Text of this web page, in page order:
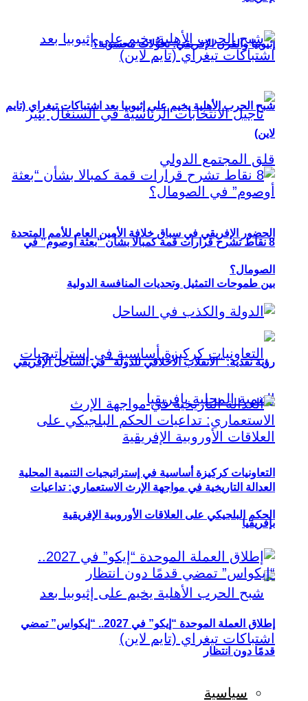
إثيوبيا والقرن الإفريقي: تحوُّلات محسوبة؟
الحضور الإفريقي في سباق خلافة الأمين العام للأمم المتحدة
بين طموحات التمثيل وتحديات المنافسة الدولية
التعاونيات كركيزة أساسية في إستراتيجيات التنمية المحلية
بإفريقيا
شبح الحرب الأهلية يخيم على إثيوبيا بعد اشتباكات تيغراي (تايم
لاين)
8 نقاط تشرح قرارات قمة كمبالا بشأن “بعثة أوصوم” في
الصومال؟
رؤية نقدية: “الانقلاب الأخلاقي للدولة” في الساحل الإفريقي
العدالة التاريخية في مواجهة الإرث الاستعماري: تداعيات
الحكم البلجيكي على العلاقات الأوروبية الإفريقية
إطلاق العملة الموحدة “إيكو” في 2027.. “إيكواس” تمضي
قدمًا دون انتظار
سياسية